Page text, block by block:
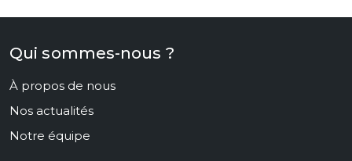
Qui sommes-nous ?
À propos de nous
Nos actualités
Notre équipe